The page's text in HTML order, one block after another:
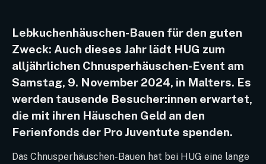
Lebkuchenhäuschen-Bauen für den guten
Zweck: Auch dieses Jahr lädt HUG zum
alljährlichen Chnusperhäuschen-Event am
Samstag, 9. November 2024, in Malters. Es
werden tausende Besucher:innen erwartet,
die mit ihren Häuschen Geld an den
Ferienfonds der Pro Juventute spenden.
Das Chnusperhäuschen-Bauen hat bei HUG eine lange